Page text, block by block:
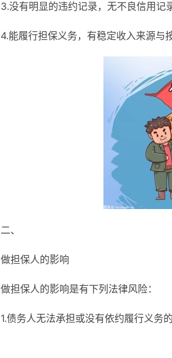
3.没有明显的违约记录，无不良信用记
4.能履行担保义务，有稳定收入来源与
二、
做担保人的影响
做担保人的影响是有下列法律风险：
1.债务人无法承担或没有依约履行义务